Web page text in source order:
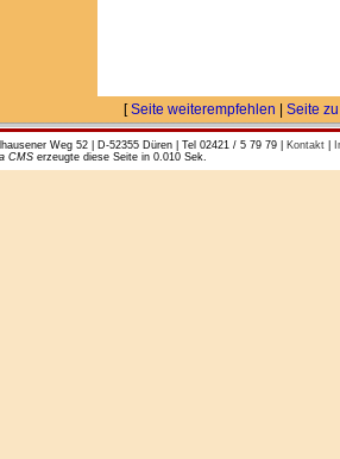
[Seite weiterempfehlen Seite
Weg 52 | D-52355 Düren | Tel 02421 / 5 79 79 | Kontakt|
CMSerzeugte diese Seite in 0.010 Sek.